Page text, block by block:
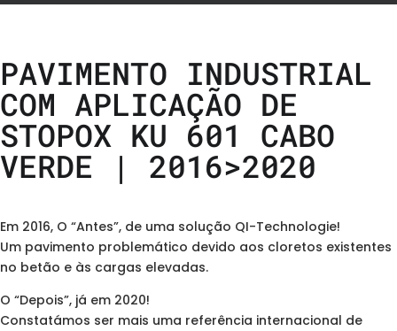
PAVIMENTO INDUSTRIAL
COM APLICAÇÃO DE
STOPOX KU 601 CABO
VERDE | 2016>2020
Em 2016, O “Antes”, de uma solução QI-Technologie!
Um pavimento problemático devido aos cloretos existentes
no betão e às cargas elevadas.
O “Depois”, já em 2020!
Constatámos ser mais uma referência internacional de